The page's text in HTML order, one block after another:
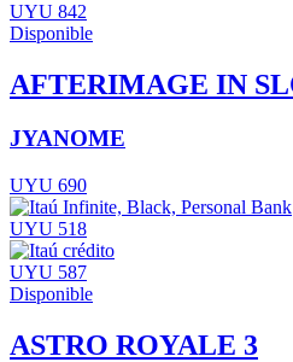
UYU 842
Disponible
AFTERIMAGE IN
JYANOME
UYU 690
UYU 518
UYU 587
Disponible
ASTRO ROYALE 3